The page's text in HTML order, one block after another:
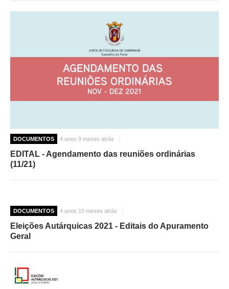
DOCUMENTOS 4 anos 9 meses atrás
EDITAL - Agendamento das reuniões ordinárias
(11/21)
DOCUMENTOS 4 anos 10 meses atrás
Eleições Autárquicas 2021 - Editais do Apuramento
Geral